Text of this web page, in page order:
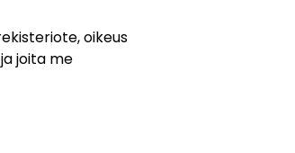
oikeus
joita me